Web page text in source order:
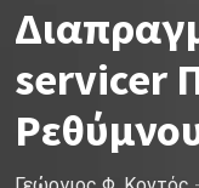
servicer